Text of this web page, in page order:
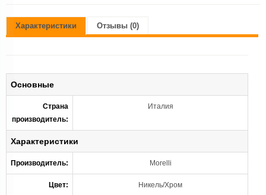
Характеристики Отзывы (0)
Основные
Страна
производитель:
Италия
Характеристики
Производитель: Morelli
Цвет: Никель/Хром